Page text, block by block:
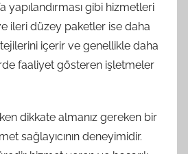
gibi hizmetleri
ileri düzey paketler ise daha
içerir ve genellikle daha
faaliyet gösteren işletmeler
dikkate almanız gereken bir
sağlayıcının deneyimidir.